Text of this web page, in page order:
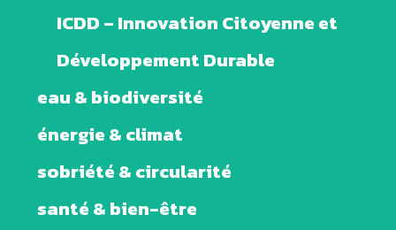
ICDD – Innovation Citoyenne et
Développement Durable
eau & biodiversité
énergie & climat
sobriété & circularité
santé & bien-être